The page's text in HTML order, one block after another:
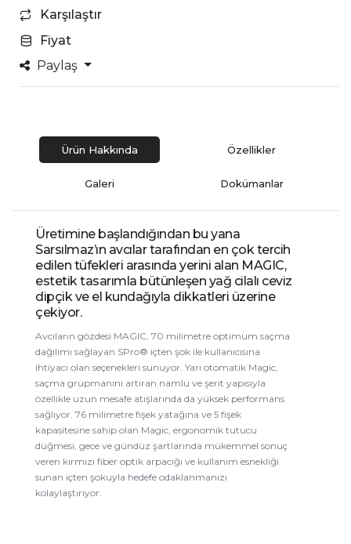
Karşılaştır
Fiyat
Paylaş
Ürün Hakkında Özellikler
Galeri Dokümanlar
Üretimine başlandığından bu yana
Sarsılmaz’ın avcılar tarafından en çok tercih
edilen tüfekleri arasında yerini alan MAGIC,
estetik tasarımla bütünleşen yağ cilalı ceviz
dipçik ve el kundağıyla dikkatleri üzerine
çekiyor.
Avcıların gözdesi MAGIC, 70 milimetre optimum saçma
dağılımı sağlayan SPro® içten şok ile kullanıcısına
ihtiyacı olan seçenekleri sunuyor. Yarı otomatik Magic,
saçma grupmanını artıran namlu ve şerit yapısıyla
özellikle uzun mesafe atışlarında da yüksek performans
sağlıyor. 76 milimetre fişek yatağına ve 5 fişek
kapasitesine sahip olan Magic, ergonomik tutucu
düğmesi, gece ve gündüz şartlarında mükemmel sonuç
veren kırmızı fiber optik arpacığı ve kullanım esnekliği
sunan içten şokuyla hedefe odaklanmanızı
kolaylaştırıyor.